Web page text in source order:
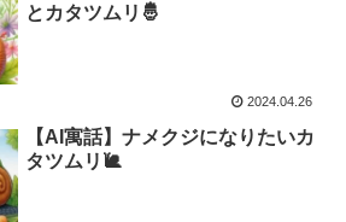
とカタツムリ🤴
2024.04.26
【AI寓話】ナメクジになりたいカ
タツムリ🐌